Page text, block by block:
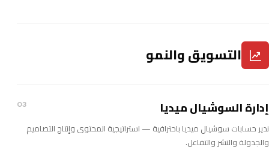
التسويق والنمو
إدارة السوشيال ميديا 03
ندير حسابات سوشيال ميديا باحترافية — استراتيجية المحتوى وإنتاج التصاميم
والجدولة والنشر والتفاعل.